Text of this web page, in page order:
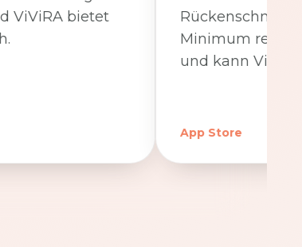
ViViRA bietet
Minimum
und kann
App Store